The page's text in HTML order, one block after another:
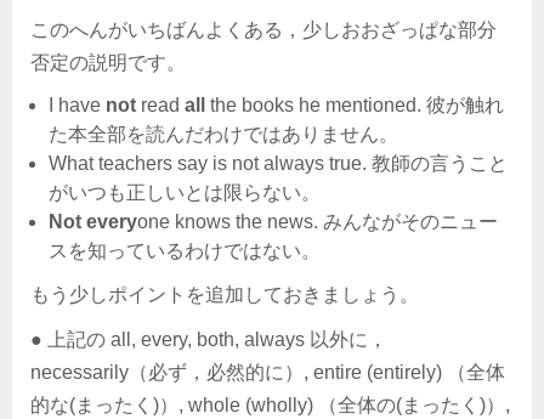
このへんがいちばんよくある，少しおおざっぱな部分
否定の説明です。
I have not read all
the books he mentioned. 彼が触れ
た本全部を読んだわけではありません。
What teachers say is not always true. 教師の言うこと
がいつも正しいとは限らない。
Not everyone knows the news. みんながそのニュー
スを知っているわけではない。
もう少しポイントを追加しておきましょう。
● 上記の all, every, both, always 以外に，
necessarily（必ず，必然的に）, entire (entirely) （全体
的な(まったく)）, whole (wholly) （全体の(まったく)）,